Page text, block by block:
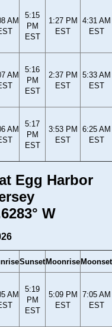
AM
5:15
PM
EST
1:27 PM
EST
4:31 AM
EST
AM
5:16
PM
EST
2:37 PM
EST
5:33 AM
EST
AM
5:17
PM
EST
3:53 PM
EST
6:25 AM
EST
Egg Harbor
W
Sunset Moonrise Moonset
AM
5:19
PM
EST
5:09 PM
EST
7:05 AM
EST